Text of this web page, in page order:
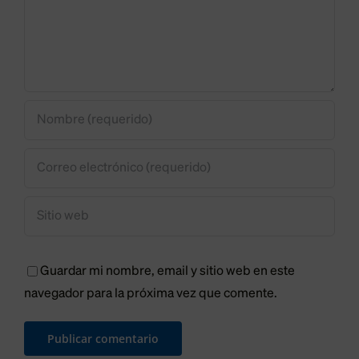
Guardar mi nombre, email y sitio web en este
navegador para la próxima vez que comente.